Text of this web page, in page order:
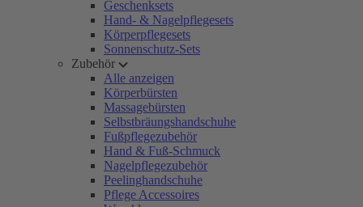
Geschenksets
Hand- & Nagelpflegesets
Körperpflegesets
Sonnenschutz-Sets
Zubehör
Alle anzeigen
Körperbürsten
Massagebürsten
Selbstbräungshandschuhe
Fußpflegezubehör
Hand & Fuß-Schmuck
Nagelpflegezubehör
Peelinghandschuhe
Pflege Accessoires